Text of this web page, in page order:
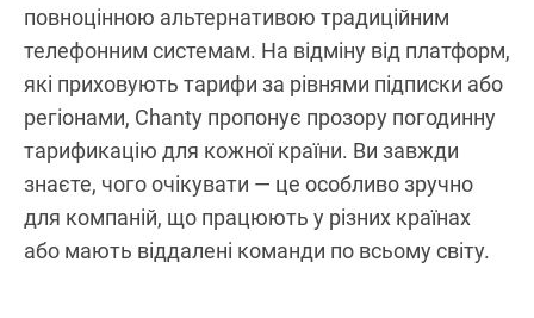
повноцінною альтернативою традиційним
телефонним системам. На відміну від платформ,
які приховують тарифи за рівнями підписки або
регіонами, Chanty пропонує прозору погодинну
тарификацію для кожної країни. Ви завжди
знаєте, чого очікувати — це особливо зручно
для компаній, що працюють у різних країнах
або мають віддалені команди по всьому світу.